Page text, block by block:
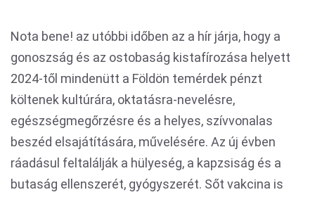
Nota bene! az utóbbi időben az a hír járja, hogy a
gonoszság és az ostobaság kistafírozása helyett
2024-től mindenütt a Földön temérdek pénzt
költenek kultúrára, oktatásra-nevelésre,
egészségmegőrzésre és a helyes, szívvonalas
beszéd elsajátítására, művelésére. Az új évben
ráadásul feltalálják a hülyeség, a kapzsiság és a
butaság ellenszerét, gyógyszerét. Sőt vakcina is